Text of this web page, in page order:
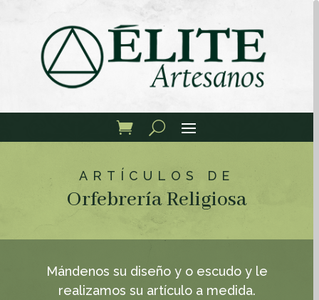
ARTÍCULOS DE
Orfebrería Religiosa
Mándenos su diseño y o escudo y le
realizamos su artículo a medida.